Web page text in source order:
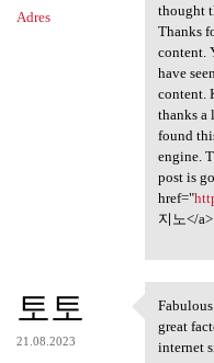
Adres
thought
Thanks
content.
have
content.
thanks a
found
engine.
post is
href="
지노</a>
토토
21.08.2023
great
internet